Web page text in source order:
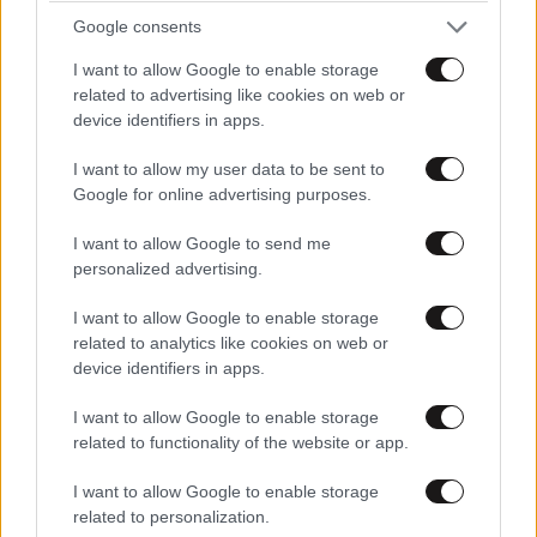
Google consents
I want to allow Google to enable storage
related to advertising like cookies on web or
device identifiers in apps.
I want to allow my user data to be sent to
Google for online advertising purposes.
I want to allow Google to send me
personalized advertising.
I want to allow Google to enable storage
related to analytics like cookies on web or
device identifiers in apps.
I want to allow Google to enable storage
related to functionality of the website or app.
I want to allow Google to enable storage
related to personalization.
δίπλα με το Ισραήλ».
«Και βέβαια,στα δικά μας εθνικά θέματα, καμία
υποχώρηση, κανένας ενδοτισμός»
θετικός, αυτό το θέλουμε αλλά πρέπει να έχει σαφή
στόχευση: την οριοθέτηση υφαλοκρηπίδας/ΑΟΖ στο
Διεθνές Δικαστήριο της Χάγης, με ξεκάθαρες
κόκκινες γραμμές: καμία κίνηση για
σεβασμός της εθνικής μας κυριαρχίας, καμία
συζήτηση για συνεκμετάλλευση πριν οριοθετηθεί η
κυριαρχικού μας δικαιώματος της επέκτασης των
χωρικών μας υδάτων μέχρι τα 12 ναυτικά μίλια.
Είπε ακόμη ότι
σύγχρονη προοδευτική πολιτική